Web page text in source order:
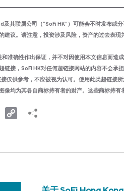
其联属公司（“SoFi HK”）可能会不时发布或
建议。请注意，投资涉及风险，资产的过去表
准确性作出保证，并不对因使用本文信息而造
链接，SoFi HK对任何超链接网站的内容不会承
仅供参考，不应被视为认可。使用此类超链接
像均为其各自商标持有者的财产。这些商标持
Copy